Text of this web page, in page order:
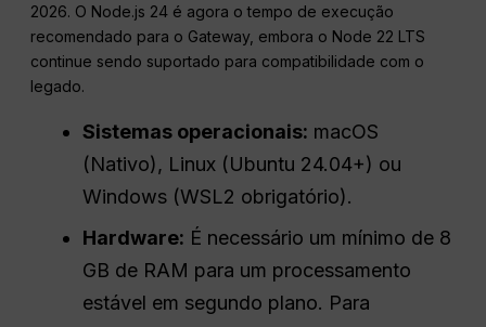
2026. O Node.js 24 é agora o tempo de execução
recomendado para o Gateway, embora o Node 22 LTS
continue sendo suportado para compatibilidade com o
legado.
Sistemas operacionais: macOS
(Nativo), Linux (Ubuntu 24.04+) ou
Windows (WSL2 obrigatório).
Hardware: É necessário um mínimo de 8
GB de RAM para um processamento
estável em segundo plano. Para